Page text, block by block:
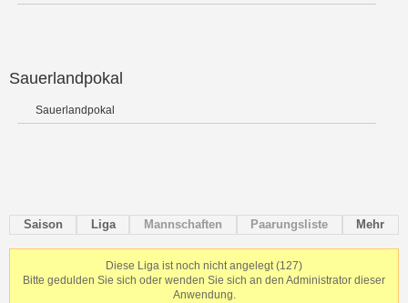
Sauerlandpokal
Sauerlandpokal
Saison Liga Mannschaften Paarungsliste Mehr
Diese Liga ist noch nicht angelegt (127)
Bitte gedulden Sie sich oder wenden Sie sich an den Administrator dieser
Anwendung.